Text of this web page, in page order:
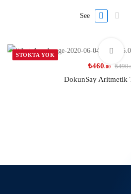
See
STOKTA YOK
₺460.00 ₺490
DokunSay Aritmetik